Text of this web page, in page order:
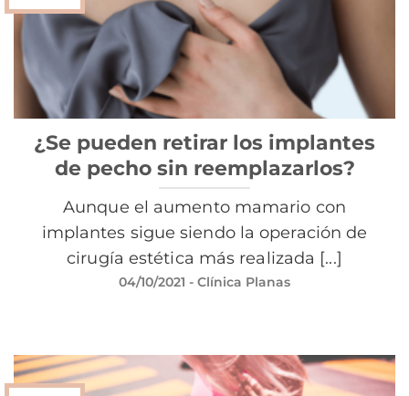
¿Se pueden retirar los implantes
de pecho sin reemplazarlos?
Aunque el aumento mamario con
implantes sigue siendo la operación de
cirugía estética más realizada [...]
04/10/2021 - Clínica Planas